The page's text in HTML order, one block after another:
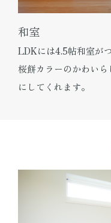
和室
LDKには4.5帖和室が
桜餅カラーのかわい
にしてくれます。